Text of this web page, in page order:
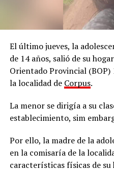
El último jueves, la
de 14 años, salió de su
Orientado Provincial (BOP)
la localidad de Corpus.
La menor se dirigía a su
establecimiento, sim
Por ello, la madre de la
en la comisaría de la
características físicas de su